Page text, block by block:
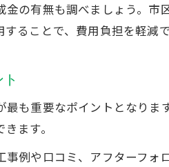
多様な業者から外
補助金活用で賢く進める
外構工事で活用で
外構工事 補助金の
の有無も調べましょう。
ることで、費用負担を軽減で
も重要なポイントとなり
ます。
例や口コミ、アフターフ